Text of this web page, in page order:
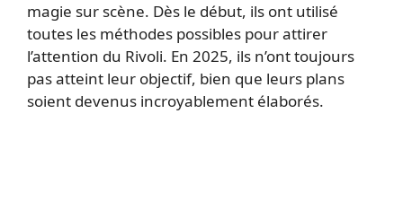
magie sur scène. Dès le début, ils ont utilisé
toutes les méthodes possibles pour attirer
l’attention du Rivoli. En 2025, ils n’ont toujours
pas atteint leur objectif, bien que leurs plans
soient devenus incroyablement élaborés.